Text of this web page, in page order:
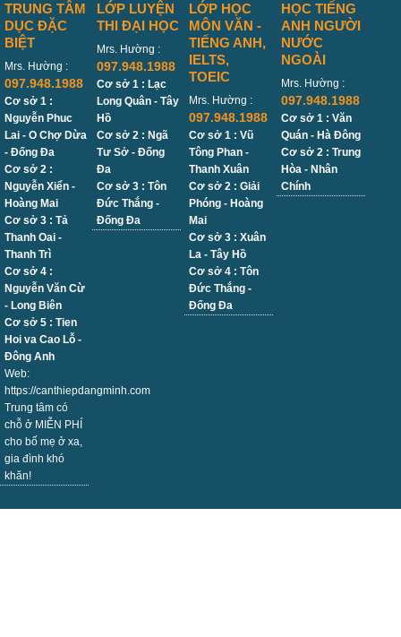
TRUNG TÂM
DỤC ĐẶC
BIỆT
Mrs. Hường :
097.948.1988
Cơ sở 1 :
Nguyễn Phuc
Lai - O Chợ Dừa
- Đống Đa
Cơ sở 2 :
Nguyễn Xiển -
Hoàng Mai
Cơ sở 3 : Tả
Thanh Oai -
Thanh Trì
Cơ sở 4 :
Nguyễn Văn Cừ
- Long Biên
Cơ sở 5 : Tien
Hoi va Cao Lỗ -
Đông Anh
Web:
https://canthiepdangminh.com
Trung tâm có
chỗ ở MIỄN PHÍ
cho bố mẹ ở xa,
gia đình khó
khăn!
LỚP LUYỆN
THI ĐẠI HỌC
Mrs. Hường :
097.948.1988
Cơ sở 1 : Lạc
Long Quân - Tây
Hồ
Cơ sở 2 : Ngã
Tư Sở - Đống
Đa
Cơ sở 3 : Tôn
Đức Thắng -
Đống Đa
LỚP HỌC
MÔN VĂN -
TIẾNG ANH,
IELTS,
TOEIC
Mrs. Hường :
097.948.1988
Cơ sở 1 : Vũ
Tông Phan -
Thanh Xuân
Cơ sở 2 : Giải
Phóng - Hoàng
Mai
Cơ sở 3 : Xuân
La - Tây Hồ
Cơ sở 4 : Tôn
Đức Thắng -
Đống Đa
HỌC TIẾNG
ANH NGƯỜI
NƯỚC
NGOÀI
Mrs. Hường :
097.948.1988
Cơ sở 1 : Văn
Quán - Hà Đông
Cơ sở 2 : Trung
Hòa - Nhân
Chính